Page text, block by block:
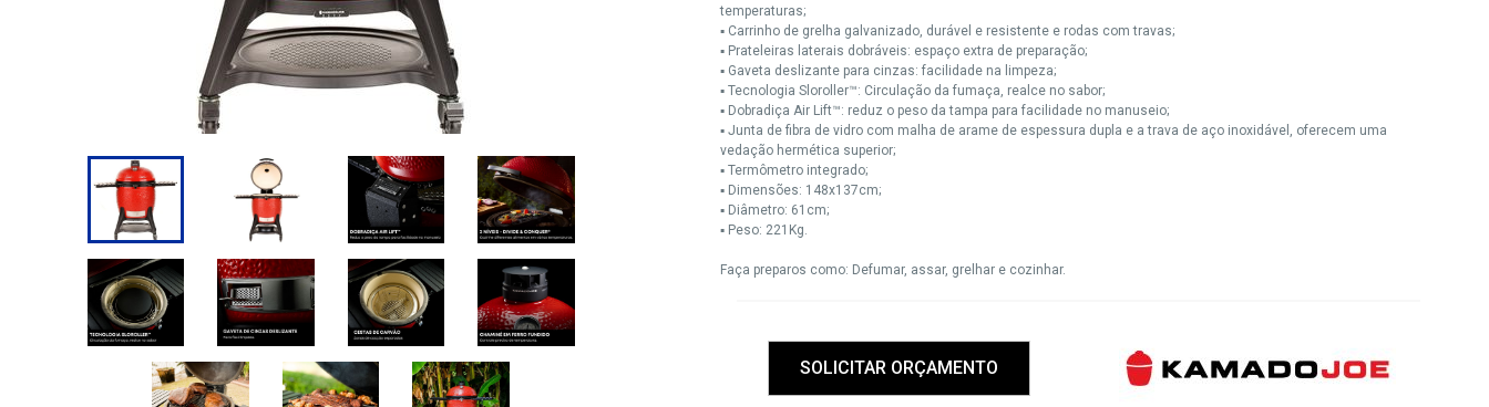
temperaturas;
▪ Carrinho de grelha galvanizado, durável e resistente e rodas com travas;
▪ Prateleiras laterais dobráveis: espaço extra de preparação;
▪ Gaveta deslizante para cinzas: facilidade na limpeza;
▪ Tecnologia Sloroller™: Circulação da fumaça, realce no sabor;
▪ Dobradiça Air Lift™: reduz o peso da tampa para facilidade no manuseio;
▪ Junta de fibra de vidro com malha de arame de espessura dupla e a trava de aço inoxidável, oferecem uma
vedação hermética superior;
▪ Termômetro integrado;
▪ Dimensões: 148x137cm;
▪ Diâmetro: 61cm;
▪ Peso: 221Kg.
Faça preparos como: Defumar, assar, grelhar e cozinhar.
SOLICITAR ORÇAMENTO